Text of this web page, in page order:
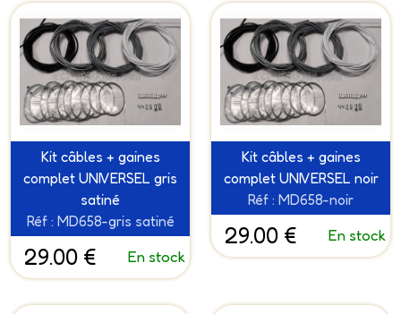
Kit câbles + gaines
complet UNIVERSEL gris
satiné
Réf : MD658-gris satiné
29.00 € En stock
Kit câbles + gaines
complet UNIVERSEL noir
Réf : MD658-noir
29.00 € En stock